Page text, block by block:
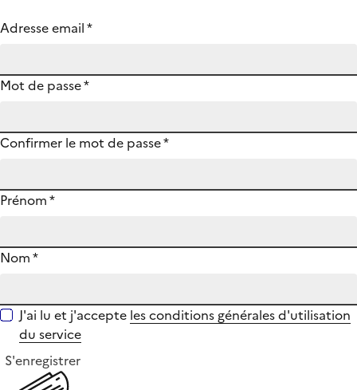
Adresse email*
Mot de passe*
Confirmer le mot de passe*
Prénom*
Nom*
J'ai lu et j'accepte les conditions générales d'utilisation
du service
S'enregistrer